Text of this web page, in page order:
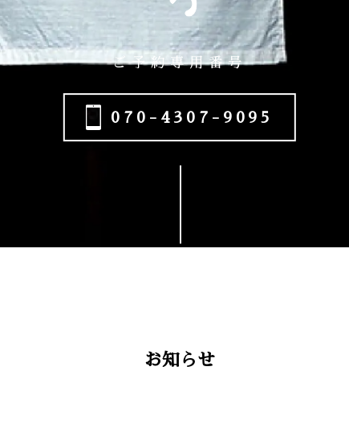
ご予約専用番号
070-4307-9095
お知らせ